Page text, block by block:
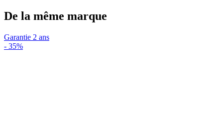
De la même marque
Garantie 2 ans
- 35%